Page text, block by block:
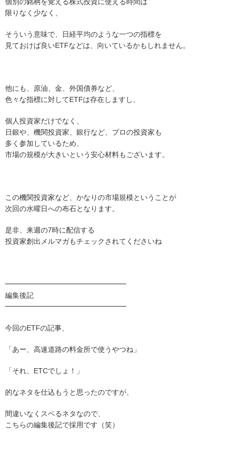
限りなく少なく、
そういう意味で、日経平均のような一つの指標を
見ておけば良いETFなどは、向いているかもしれません。
他にも、原油、金、外国債券など、
色々な指標に対してETFは存在しますし、
個人投資家だけでなく、
日銀や、機関投資家、銀行など、プロの投資家も
多く参加しているため、
市場の規模が大きいという安心材料もございます。
この機関投資家など、かなりの市場規模ということが
次回の水曜日への布石となります。
是非、来週の7時に配信する
投資家創出メルマガもチェックされてくださいね
━━━━━━━━━━━━━━━━━
編集後記
━━━━━━━━━━━━━━━━━
今回のETFの記事、
「あー、高速道路の料金所で使うやつね」
「それ、ETCでしょ！」
的なネタを仕込もうと思ったのですが、
間違いなくスベるネタなので、
こちらの編集後記で採用です（笑）